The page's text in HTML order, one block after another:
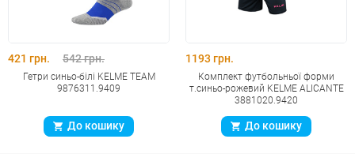
421 грн. 542 грн.
Гетри синьо-білі KELME TEAM
9876311.9409
До кошику
1193 грн.
Комплект футбольньої форми
т.синьо-рожевий KELME ALICANTE
3881020.9420
До кошику